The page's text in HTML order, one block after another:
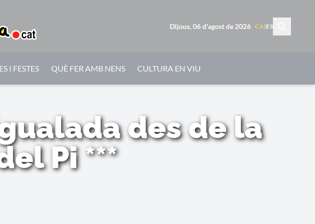
Dijous, 06 d'agost de 2026 CA| ES
I FESTES QUÈ FER AMB NENS CULTURA EN VIU
des de la
Pi ***